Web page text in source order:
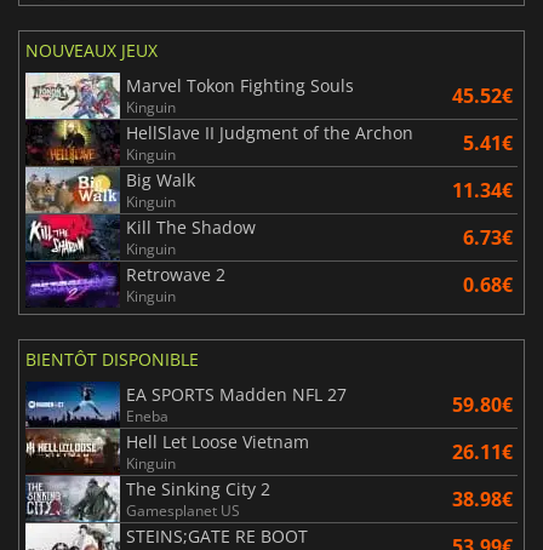
NOUVEAUX JEUX
Marvel Tokon Fighting Souls
Kinguin 45.52€
HellSlave II Judgment of the Archon
Kinguin 5.41€
Big Walk
Kinguin 11.34€
Kill The Shadow
Kinguin 6.73€
Retrowave 2
Kinguin 0.68€
BIENTÔT DISPONIBLE
EA SPORTS Madden NFL 27
Eneba 59.80€
Hell Let Loose Vietnam
Kinguin 26.11€
The Sinking City 2
Gamesplanet US 38.98€
STEINS;GATE RE BOOT